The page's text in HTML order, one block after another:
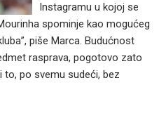
Instagramu u kojoj se
spominje kao mogućeg
piše Marca. Budućnost
rasprava, pogotovo zato
po svemu sudeći, bez